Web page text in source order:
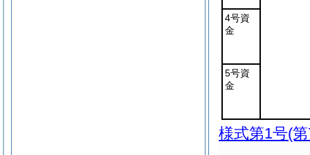
4号資
金
5号資
金
様式第1号(